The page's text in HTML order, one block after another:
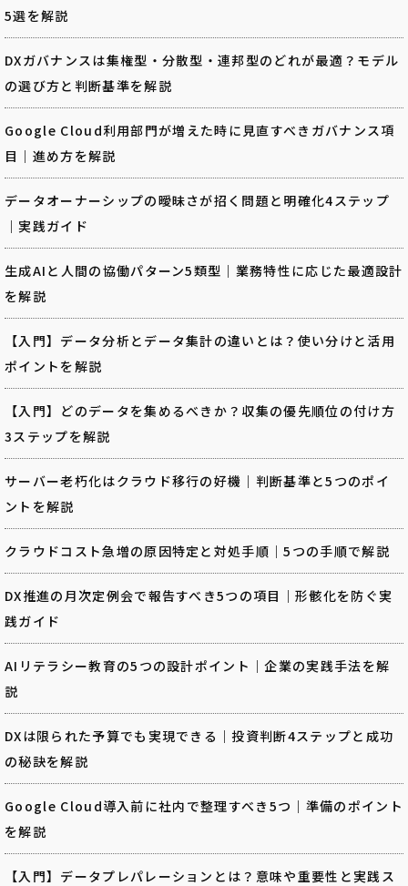
5選を解説
DXガバナンスは集権型・分散型・連邦型のどれが最適？モデル
の選び方と判断基準を解説
Google Cloud利用部門が増えた時に見直すべきガバナンス項
目｜進め方を解説
データオーナーシップの曖昧さが招く問題と明確化4ステップ
｜実践ガイド
生成AIと人間の協働パターン5類型｜業務特性に応じた最適設計
を解説
【入門】データ分析とデータ集計の違いとは？使い分けと活用
ポイントを解説
【入門】どのデータを集めるべきか？収集の優先順位の付け方
3ステップを解説
サーバー老朽化はクラウド移行の好機｜判断基準と5つのポイ
ントを解説
クラウドコスト急増の原因特定と対処手順｜5つの手順で解説
DX推進の月次定例会で報告すべき5つの項目｜形骸化を防ぐ実
践ガイド
AIリテラシー教育の5つの設計ポイント｜企業の実践手法を解
説
DXは限られた予算でも実現できる｜投資判断4ステップと成功
の秘訣を解説
Google Cloud導入前に社内で整理すべき5つ｜準備のポイント
を解説
【入門】データプレパレーションとは？意味や重要性と実践ス